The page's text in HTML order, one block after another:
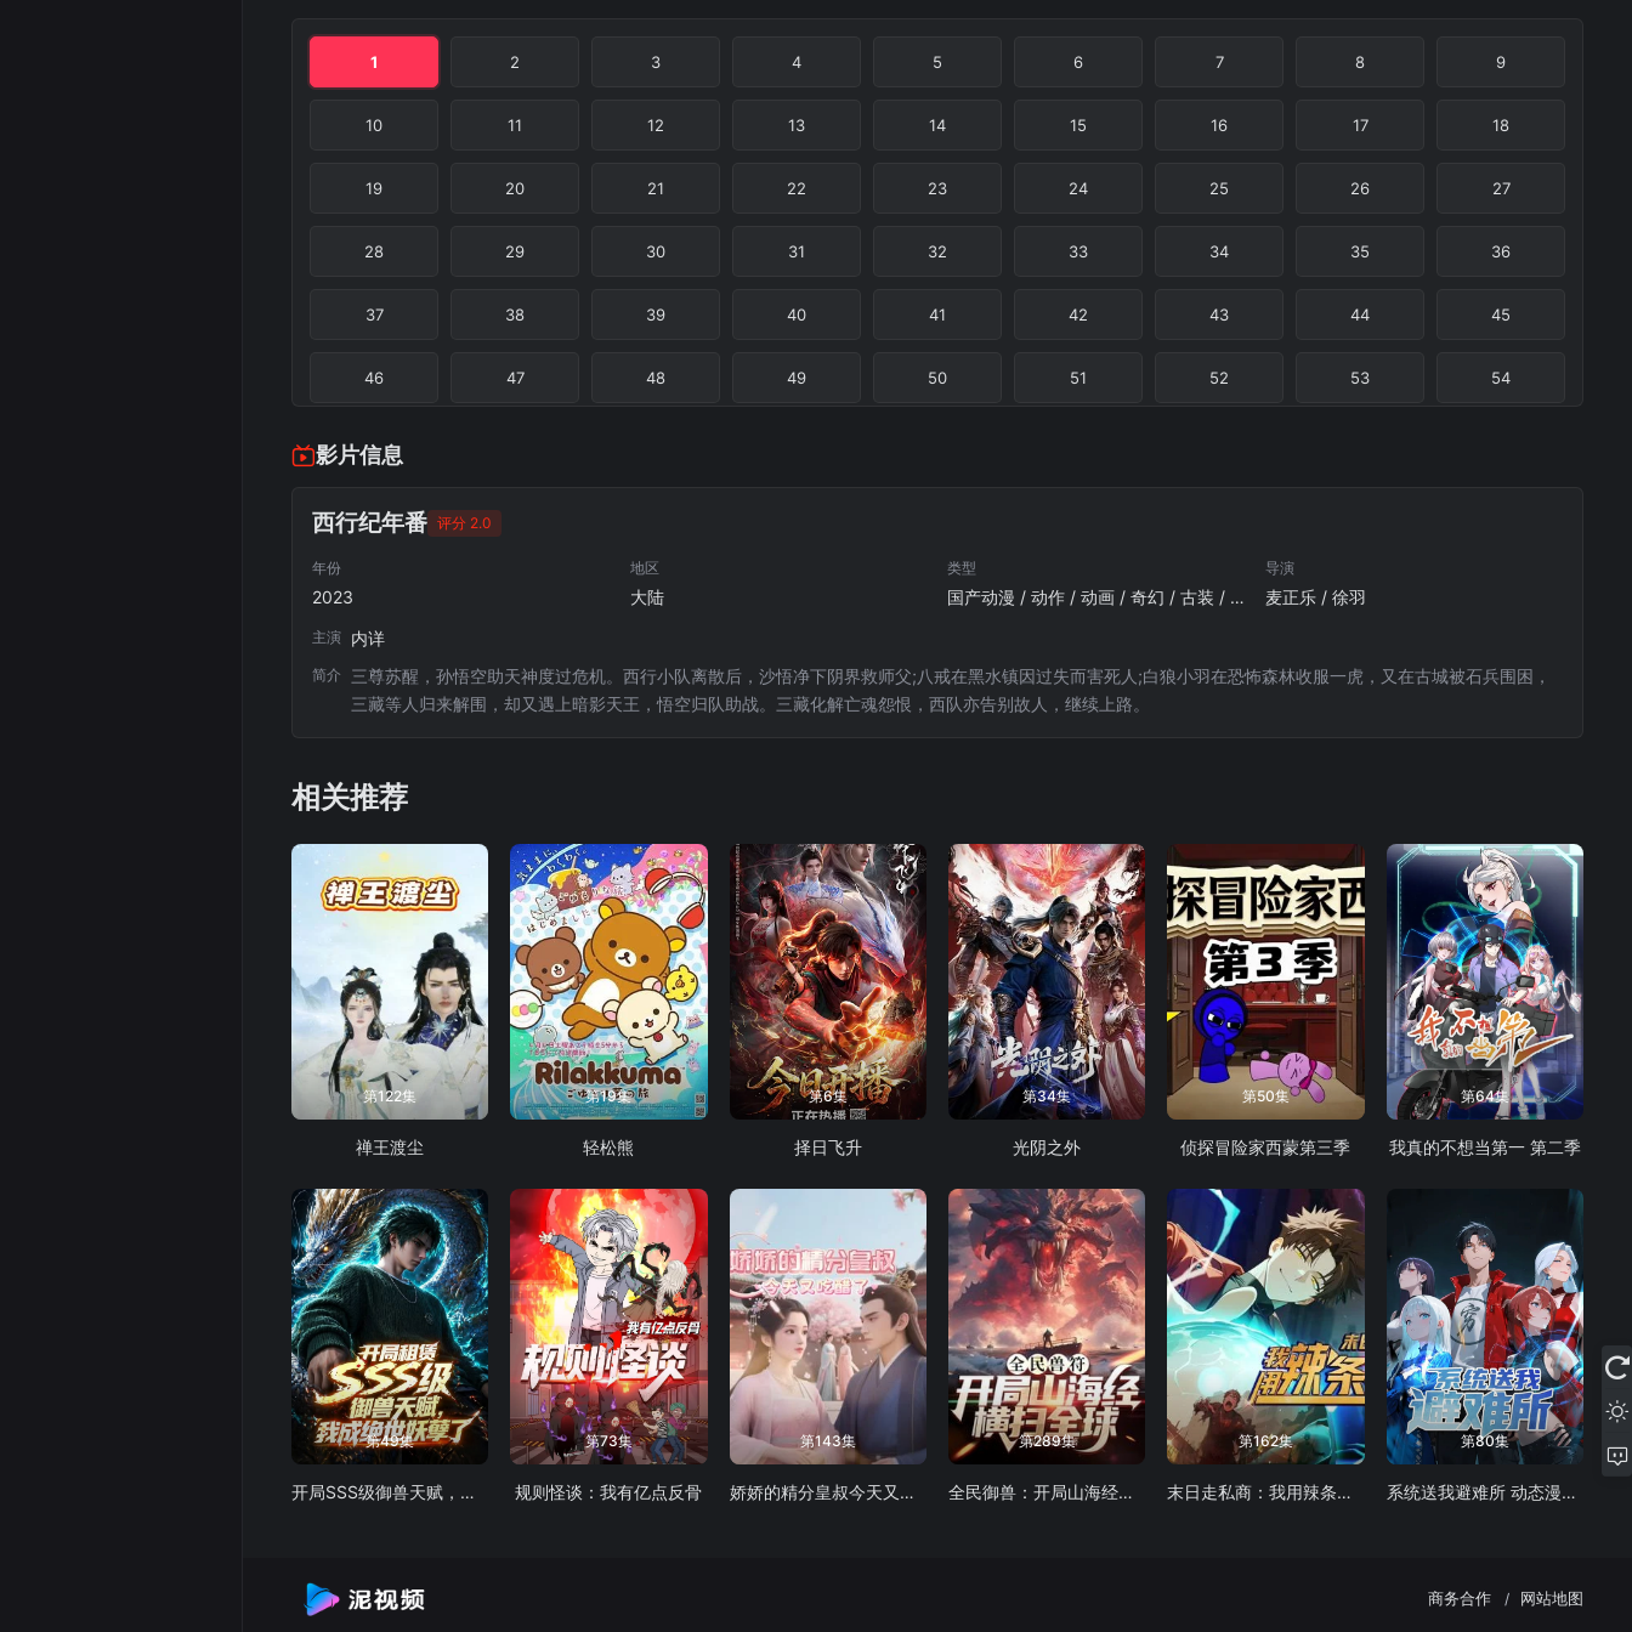
1 2 3 4 5 6 7 8 9
10 11 12 13 14 15 16 17 18
19 20 21 22 23 24 25 26 27
28 29 30 31 32 33 34 35 36
37 38 39 40 41 42 43 44 45
46 47 48 49 50 51 52 53 54
55
影片信息
西行纪年番 评分 2.0
年份
2023
地区
大陆
类型
国产动漫 / 动作 / 动画 / 奇幻 / 古装 / 中国动漫
导演
麦正乐 / 徐羽
主演 内详
简介
三尊苏醒，孙悟空助天神度过危机。西行小队离散后，沙悟净下阴界救师父;八戒在黑水镇因过失而害死人;白狼小羽在恐怖森林收服一虎，又在古城被石兵围困，
三藏等人归来解围，却又遇上暗影天王，悟空归队助战。三藏化解亡魂怨恨，西队亦告别故人，继续上路。
相关推荐
第122集
禅王渡尘
第19集
轻松熊
第6集
择日飞升
第34集
光阴之外
第50集
侦探冒险家西蒙第三季
第64集
我真的不想当第一 第二季
第49集
开局SSS级御兽天赋，我成绝世妖孽动态漫画
第73集
规则怪谈：我有亿点反骨
第143集
娇娇的精分皇叔今天又吃醋了
第289集
全民御兽：开局山海经，我横扫全球
第162集
末日走私商：我用辣条换金砖动态漫画
第80集
系统送我避难所 动态漫画 第一季
商务合作 网站地图